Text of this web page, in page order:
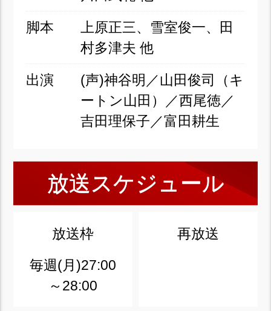
脚本
上原正三、雪室俊一、田
村多津夫 他
出演
(声)神谷明／山田俊司（キ
ートン山田）／西尾徳／
吉田理保子／富田耕生
放送スケジュール
放送枠
毎週(月)27:00
～28:00
再放送